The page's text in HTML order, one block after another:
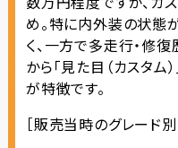
め。特に内外装の状態
く、一方で多走行・修
から「見た目（カスタ
が特徴です。
［販売当時のグレード